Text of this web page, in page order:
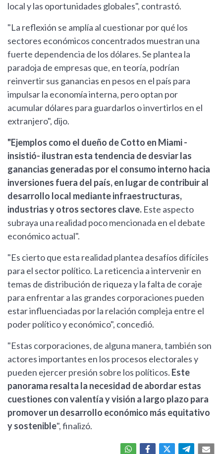
local y las oportunidades globales", contrastó.
"La reflexión se amplía al cuestionar por qué los
sectores económicos concentrados muestran una
fuerte dependencia de los dólares. Se plantea la
paradoja de empresas que, en teoría, podrían
reinvertir sus ganancias en pesos en el país para
impulsar la economía interna, pero optan por
acumular dólares para guardarlos o invertirlos en el
extranjero", dijo.
"Ejemplos como el dueño de Cotto en Miami -
insistió- ilustran esta tendencia de desviar las
ganancias generadas por el consumo interno hacia
inversiones fuera del país, en lugar de contribuir al
desarrollo local mediante infraestructuras,
industrias y otros sectores clave. Este aspecto
subraya una realidad poco mencionada en el debate
económico actual".
"Es cierto que esta realidad plantea desafíos difíciles
para el sector político. La reticencia a intervenir en
temas de distribución de riqueza y la falta de coraje
para enfrentar a las grandes corporaciones pueden
estar influenciadas por la relación compleja entre el
poder político y económico", concedió.
"Estas corporaciones, de alguna manera, también son
actores importantes en los procesos electorales y
pueden ejercer presión sobre los políticos. Este
panorama resalta la necesidad de abordar estas
cuestiones con valentía y visión a largo plazo para
promover un desarrollo económico más equitativo
y sostenible", finalizó.